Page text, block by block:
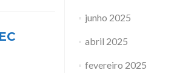
junho 2025
abril 2025
fevereiro 2025